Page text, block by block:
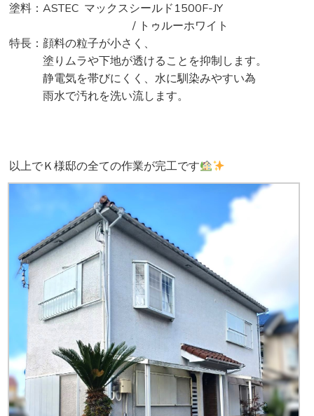
塗料：ASTEC マックスシールド1500F-JY
/ トゥルーホワイト
特長：顔料の粒子が小さく、
塗りムラや下地が透けることを抑制します。
静電気を帯びにくく、水に馴染みやすい為
雨水で汚れを洗い流します。
以上でＫ様邸の全ての作業が完工です